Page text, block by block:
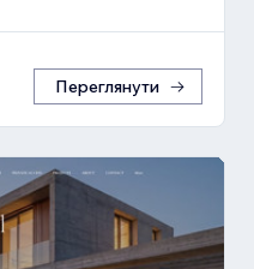
Переглянути